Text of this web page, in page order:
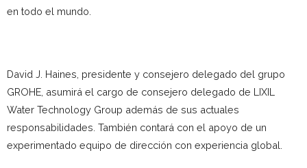
en todo el mundo.
David J. Haines, presidente y consejero delegado del grupo
GROHE, asumirá el cargo de consejero delegado de LIXIL
Water Technology Group además de sus actuales
responsabilidades. También contará con el apoyo de un
experimentado equipo de dirección con experiencia global.